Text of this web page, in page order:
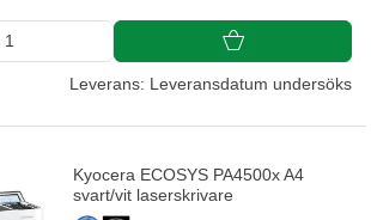
Leverans: Leveransdatum undersöks
Kyocera ECOSYS PA4500x A4
svart/vit laserskrivare